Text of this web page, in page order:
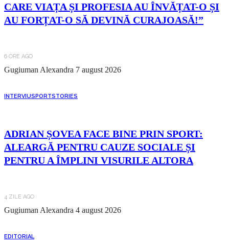
CARE VIAȚA ȘI PROFESIA AU ÎNVĂȚAT-O ȘI
AU FORȚAT-O SĂ DEVINĂ CURAJOASĂ!”
6 ORE AGO
Gugiuman Alexandra 7 august 2026
INTERVIUSPORTSTORIES
ADRIAN ȘOVEA FACE BINE PRIN SPORT:
ALEARGĂ PENTRU CAUZE SOCIALE ȘI
PENTRU A ÎMPLINI VISURILE ALTORA
4 ZILE AGO
Gugiuman Alexandra 4 august 2026
EDITORIAL